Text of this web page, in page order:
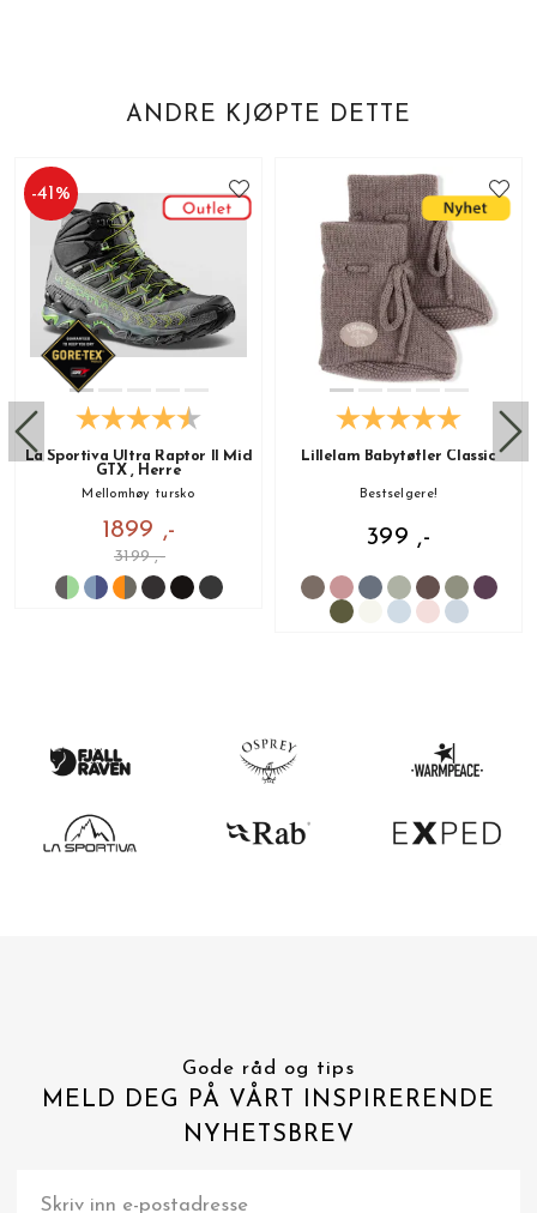
ANDRE KJØPTE DETTE
-41 %
La Sportiva Ultra Raptor II Mid
GTX , Herre
Mellomhøy tursko
1899 ,-
3199 ,-
Lillelam Babytøfler Classic
Bestselgere!
399 ,-
Gode råd og tips
MELD DEG PÅ VÅRT INSPIRERENDE
NYHETSBREV